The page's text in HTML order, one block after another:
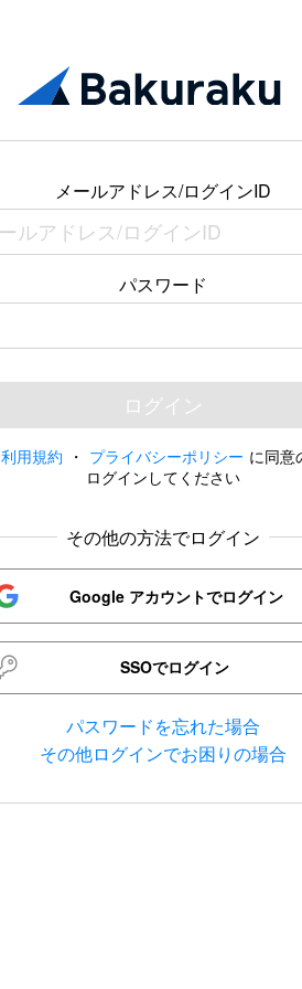
メールアドレス/ログインID
パスワード
ログイン
利用規約 ・ プライバシーポリシー に同意
ログインしてください
その他の方法でログイン
Google アカウントでログイン
SSOでログイン
パスワードを忘れた場合
その他ログインでお困りの場合